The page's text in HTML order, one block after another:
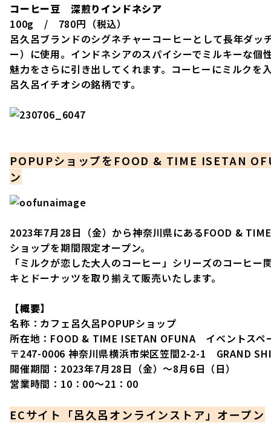
コーヒー豆 深煎りインドネシア
100g / 780円（税込）
呂久呂ブランドのシグネチャーコーヒーとして長年ダッ
ー）に使用。インドネシアのスパイシーでミルキーな個
魅力をさらに引き出してくれます。コーヒーにミルクを
呂久呂イチオシの銘柄です。
POPUPショップをFOOD & TIME ISETAN
ン
2023年7月28日（金）から神奈川県にあるFOOD &
ショップを期間限定オープン。
「ミルクが恋した大人のコーヒー」シリーズのコーヒー
キとドーナッツを取り揃えて販売いたします。
【概要】
名称：カフェ呂久呂POPUPショップ
所在地：FOOD & TIME ISETAN OFUNA イベントスペ
〒247-0006 神奈川県横浜市栄区笠間2-2-1 GRAND
開催期間：2023年7月28日（金）～8月6日（日）
営業時間：10：00～21：00
ECサイト「呂久呂オンラインストア」オープン